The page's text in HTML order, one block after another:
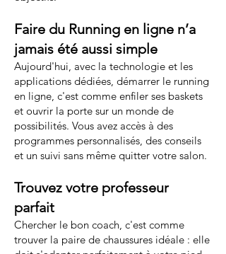
Faire du Running en ligne n’a
jamais été aussi simple
Aujourd'hui, avec la technologie et les
applications dédiées, démarrer le running
en ligne, c'est comme enfiler ses baskets
et ouvrir la porte sur un monde de
possibilités. Vous avez accès à des
programmes personnalisés, des conseils
et un suivi sans même quitter votre salon.
Trouvez votre professeur
parfait
Chercher le bon coach, c'est comme
trouver la paire de chaussures idéale : elle